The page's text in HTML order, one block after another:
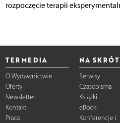
rozpoczęcie terapii
TERMEDIA
O Wydawnictwie
Oferty
Newsletter
Kontakt
Praca
NA
Serwisy
Czasopisma
Książki
eBooki
Konferencje i